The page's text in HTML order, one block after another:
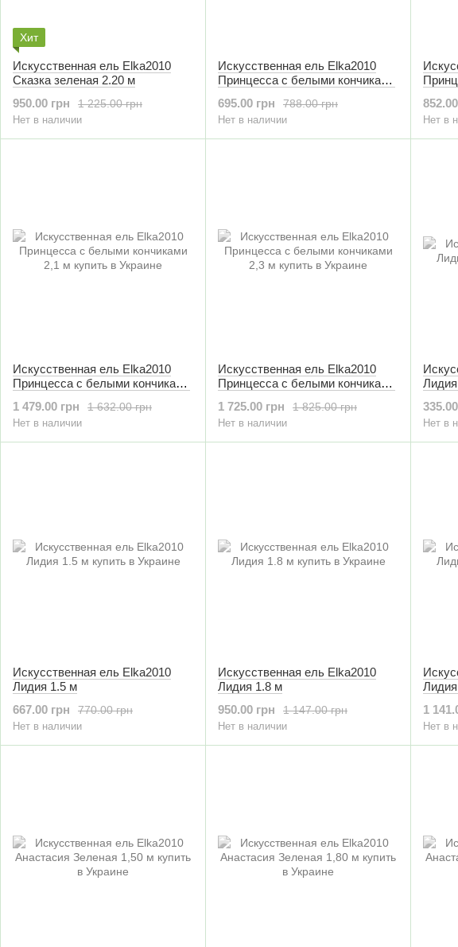
Хит
Искусственная ель Elka2010
Сказка зеленая 2.20 м
1 225.00 грн
950.00 грн
Нет в наличии
Искусственная ель Elka2010
Принцесса с белыми кончиками
788.00 грн
695.00 грн
Нет в наличии Нет в
Искусственная ель Elka2010
Принцесса с белыми кончиками
1 632.00 грн
1 479.00 грн
Нет в наличии
Искусственная ель Elka2010
Принцесса с белыми кончиками
1 825.00 грн
1 725.00 грн
Нет в наличии Нет в
Искусственная ель Elka2010
Лидия 1.5 м
770.00 грн
667.00 грн
Нет в наличии
Искусственная ель Elka2010
Лидия 1.8 м
1 147.00 грн
950.00 грн
Нет в наличии
1
Нет в